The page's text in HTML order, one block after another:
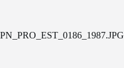
PN_PRO_EST_0186_1987.JPG